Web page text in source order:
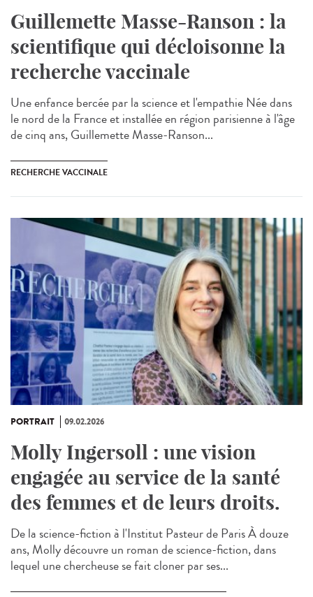
Guillemette Masse-Ranson : la
scientifique qui décloisonne la
recherche vaccinale
Une enfance bercée par la science et l'empathie Née dans
le nord de la France et installée en région parisienne à l'âge
de cinq ans, Guillemette Masse-Ranson...
RECHERCHE VACCINALE
PORTRAIT 09.02.2026
Molly Ingersoll : une vision
engagée au service de la santé
des femmes et de leurs droits.
De la science-fiction à l'Institut Pasteur de Paris À douze
ans, Molly découvre un roman de science-fiction, dans
lequel une chercheuse se fait cloner par ses...